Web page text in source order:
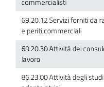
69.20.12 Servizi forniti da
69.20.30 Attività dei
86.23.00 Attività degli studi